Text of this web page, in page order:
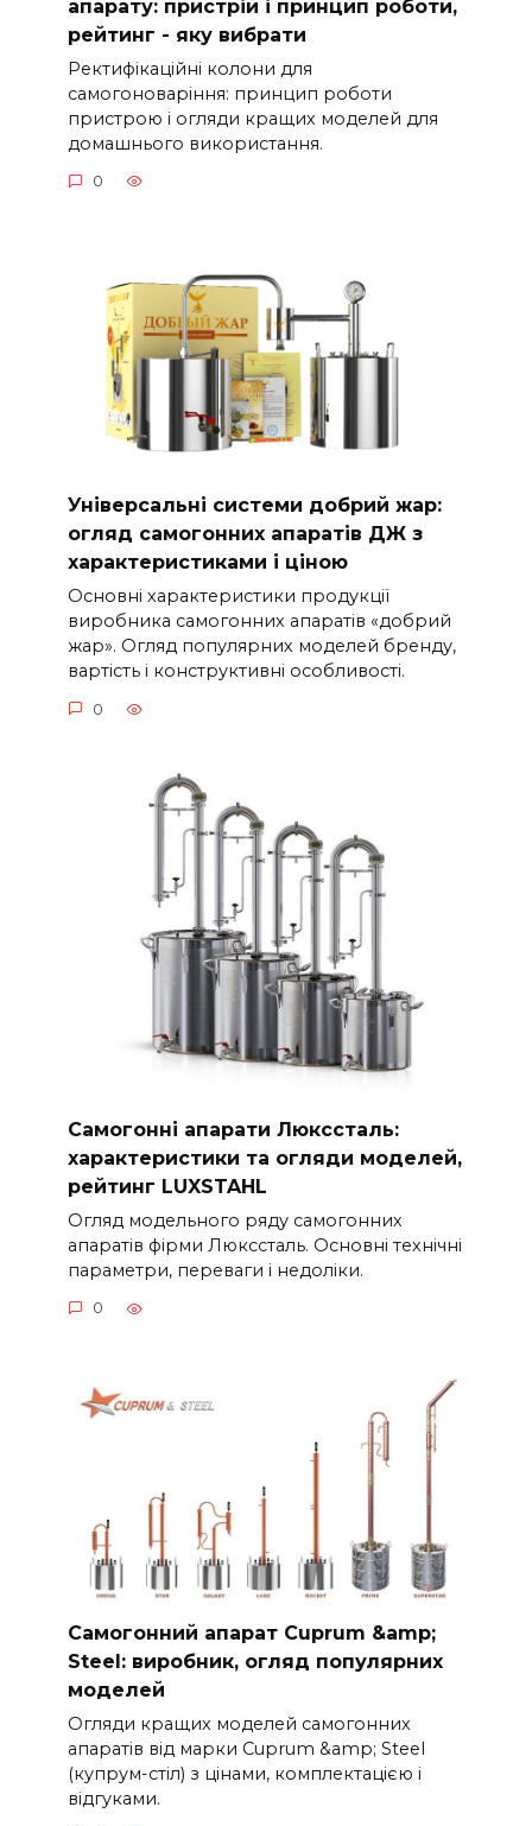
апарату: пристрій і принцип роботи,
рейтинг - яку вибрати
Ректифікаційні колони для
самогоноваріння: принцип роботи
пристрою і огляди кращих моделей для
домашнього використання.
0
Універсальні системи добрий жар:
огляд самогонних апаратів ДЖ з
характеристиками і ціною
Основні характеристики продукції
виробника самогонних апаратів «добрий
жар». Огляд популярних моделей бренду,
вартість і конструктивні особливості.
0
Самогонні апарати Люкссталь:
характеристики та огляди моделей,
рейтинг LUXSTAHL
Огляд модельного ряду самогонних
апаратів фірми Люкссталь. Основні технічні
параметри, переваги і недоліки.
0
Самогонний апарат Cuprum &amp;
Steel: виробник, огляд популярних
моделей
Огляди кращих моделей самогонних
апаратів від марки Cuprum &amp; Steel
(купрум-стіл) з цінами, комплектацією і
відгуками.